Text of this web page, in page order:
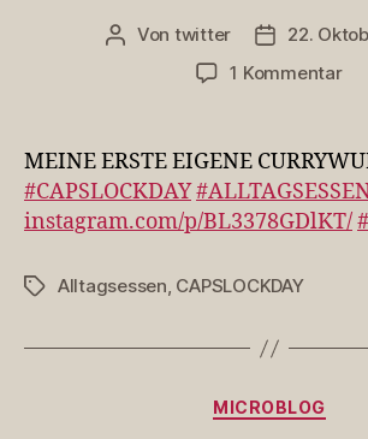
Beitragsautor
Von twitter
22.
1 Kommentarzu
#A…
MEINE ERSTE EIGENE
#CAPSLOCKDAY
instagram.com/p/BL3378GDlKT/#
Schlagwörter
Alltagsessen, CAPSLOCKDAY
Kategorien
MICROBLOG